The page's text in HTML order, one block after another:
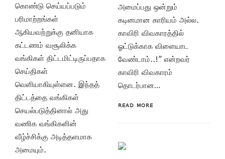
கொண்டு செய்யப்படும்
பரிமாற்றங்கள்
ஆகியவற்றுக்கு தனியாக
கட்டணம் வசூலிக்க
வங்கிகள் திட்டமிட்டிருப்பதாக
செய்திகள்
வெளியாகியுள்ளன. இந்தத்
திட்டத்தை வங்கிகள்
செயல்படுத்தினால் அது
வணிக வங்கிகளின்
வீழ்ச்சிக்கு அடித்தளமாக
அமையும்.
அமைப்பது ஒன்றும்
கடினமான காரியம் அல்ல.
காவிரி விவகாரத்தில்
ஓட்டுக்காக விளையாட
வேண்டாம்..!” என்றவர்
காவிரி விவகாரம்
தொடர்பான…
READ MORE